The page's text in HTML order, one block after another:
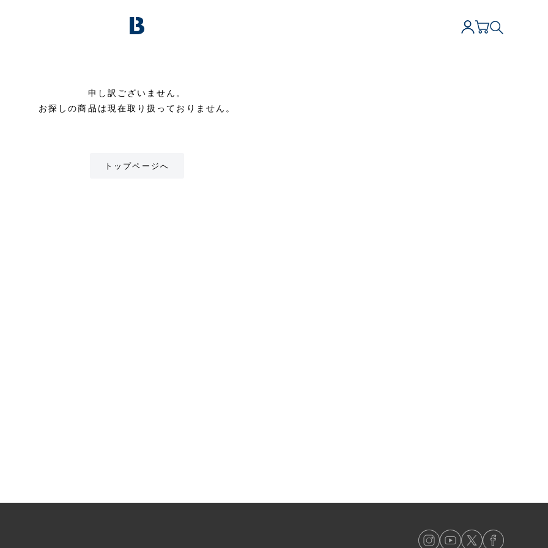
申し訳ございません。
お探しの商品は現在取り扱っておりません。
トップページへ